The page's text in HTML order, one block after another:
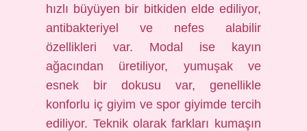
hızlı büyüyen bir bitkiden elde ediliyor,
antibakteriyel ve nefes alabilir
özellikleri var. Modal ise kayın
ağacından üretiliyor, yumuşak ve
esnek bir dokusu var, genellikle
konforlu iç giyim ve spor giyimde tercih
ediliyor. Teknik olarak farkları kumaşın